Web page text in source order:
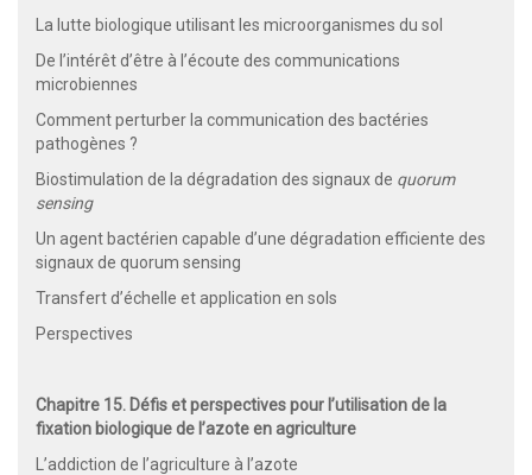
La lutte biologique utilisant les microorganismes du sol
De l’intérêt d’être à l’écoute des communications
microbiennes
Comment perturber la communication des bactéries
pathogènes ?
Biostimulation de la dégradation des signaux de quorum
sensing
Un agent bactérien capable d’une dégradation efficiente des
signaux de quorum sensing
Transfert d’échelle et application en sols
Perspectives
Chapitre 15. Défis et perspectives pour l’utilisation de la
fixation biologique de l’azote en agriculture
L’addiction de l’agriculture à l’azote